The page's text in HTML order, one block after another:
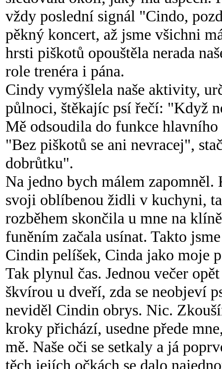
vždy poslední signál "Cindo,
pěkný koncert, až jsme všichni
hrsti piškotů opouštěla nerada
role trenéra i pána.
Cindy vymýšlela naše aktivity,
půlnoci, štěkajíc psí řečí: "Když
Mě odsoudila do funkce
"Bez piškotů se ani nevracej",
dobrůtku".
Na jedno bych málem
svoji oblíbenou židli v kuchyni,
rozběhem skončila u mne na
funěním začala usínat. Takto
Cindin pelíšek, Cinda jako moje
Tak plynul čas. Jednou večer
škvírou u dveří, zda se neobjeví
neviděl Cindin obrys. Nic.
kroky přichází, usedne přede
mě. Naše oči se setkaly a já
těch jejích očkách se dalo